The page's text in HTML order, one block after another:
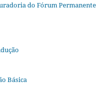
do Fórum Permanente
Básica